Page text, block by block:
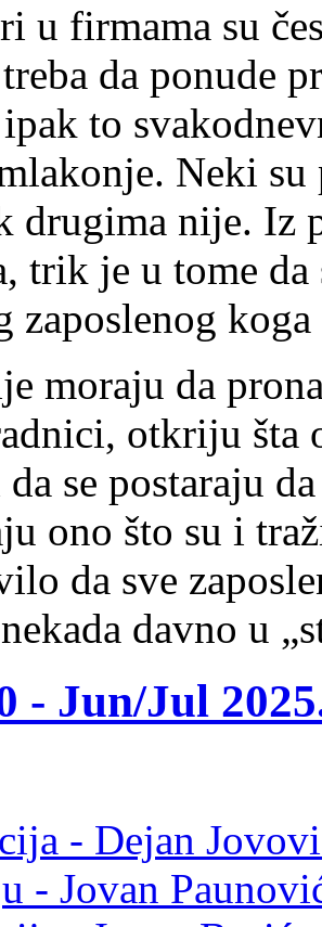
u firmama su
da ponude
to
Neki
drugima nije. Iz
trik je u tome
zaposlenog
moraju da
otkriju šta
se postaraju
ono što su i
da sve
davno u
- Jun/Jul
- Dejan
- Jovan